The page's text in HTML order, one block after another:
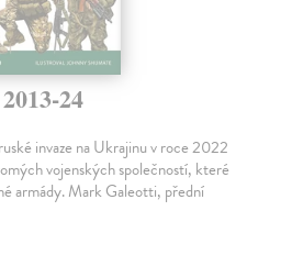
24
invaze na Ukrajinu v roce 2022
vojenských společností, které
armády. Mark Galeotti, přední